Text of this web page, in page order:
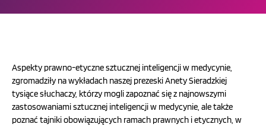
Aspekty prawno-etyczne sztucznej inteligencji w medycynie,
zgromadziły na wykładach naszej prezeski Anety Sieradzkiej
tysiące słuchaczy, którzy mogli zapoznać się z najnowszymi
zastosowaniami sztucznej inteligencji w medycynie, ale także
poznać tajniki obowiązujących ramach prawnych i etycznych, w